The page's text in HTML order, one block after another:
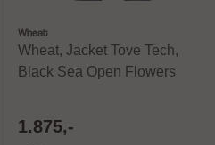
Wheat
Wheat, Jacket Tove Tech,
Black Sea Open Flowers
1.875,-